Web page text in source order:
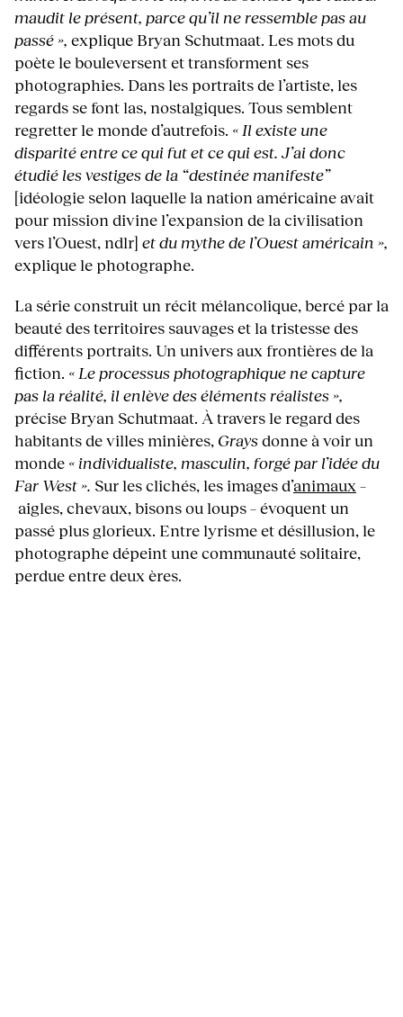
maudit le présent, parce qu’il ne ressemble pas au
passé », explique Bryan Schutmaat. Les mots du
poète le bouleversent et transforment ses
photographies. Dans les portraits de l’artiste, les
regards se font las, nostalgiques. Tous semblent
regretter le monde d’autrefois. « Il existe une
disparité entre ce qui fut et ce qui est. J’ai donc
étudié les vestiges de la “destinée manifeste”
[idéologie selon laquelle la nation américaine avait
pour mission divine l’expansion de la civilisation
vers l’Ouest, ndlr] et du mythe de l’Ouest américain »,
explique le photographe.
La série construit un récit mélancolique, bercé par la
beauté des territoires sauvages et la tristesse des
différents portraits. Un univers aux frontières de la
fiction. « Le processus photographique ne capture
pas la réalité, il enlève des éléments réalistes »,
précise Bryan Schutmaat. À travers le regard des
habitants de villes minières, Graysdonne à voir un
monde « individualiste, masculin, forgé par l’idée du
Far West ». Sur les clichés, les images d’animaux –
aigles, chevaux, bisons ou loups – évoquent un
passé plus glorieux. Entre lyrisme et désillusion, le
photographe dépeint une communauté solitaire,
perdue entre deux ères.